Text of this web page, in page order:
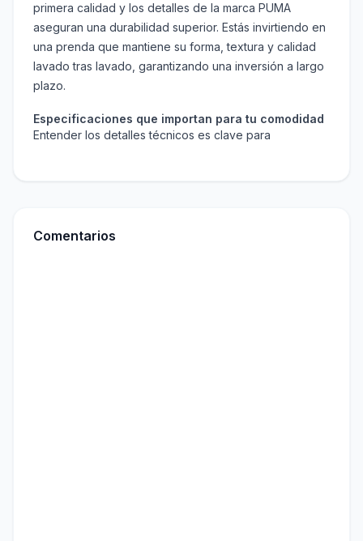
primera calidad y los detalles de la marca PUMA
aseguran una durabilidad superior. Estás invirtiendo en
una prenda que mantiene su forma, textura y calidad
lavado tras lavado, garantizando una inversión a largo
plazo.
Especificaciones que importan para tu comodidad
Entender los detalles técnicos es clave para
Comentarios